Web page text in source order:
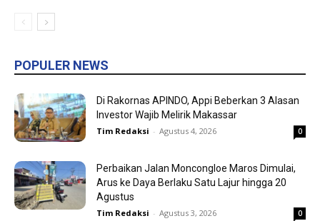
POPULER NEWS
Di Rakornas APINDO, Appi Beberkan 3 Alasan
Investor Wajib Melirik Makassar
Tim Redaksi - Agustus 4, 2026 0
Perbaikan Jalan Moncongloe Maros Dimulai,
Arus ke Daya Berlaku Satu Lajur hingga 20
Agustus
Tim Redaksi - Agustus 3, 2026 0